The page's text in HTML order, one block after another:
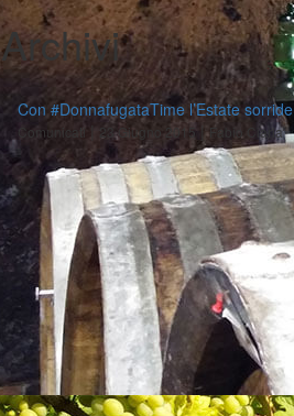
Archivi
Con #DonnafugataTime l’Estate sorride
Comunicati 23 Giugno 2015 |Fabio Ciarla